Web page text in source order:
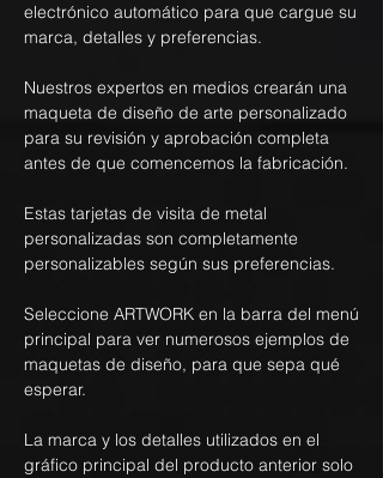
electrónico automático para que cargue su
marca, detalles y preferencias.
Nuestros expertos en medios crearán una
maqueta de diseño de arte personalizado
para su revisión y aprobación completa
antes de que comencemos la fabricación.
Estas tarjetas de visita de metal
personalizadas son completamente
personalizables según sus preferencias.
Seleccione ARTWORK en la barra del menú
principal para ver numerosos ejemplos de
maquetas de diseño, para que sepa qué
esperar.
La marca y los detalles utilizados en el
gráfico principal del producto anterior solo